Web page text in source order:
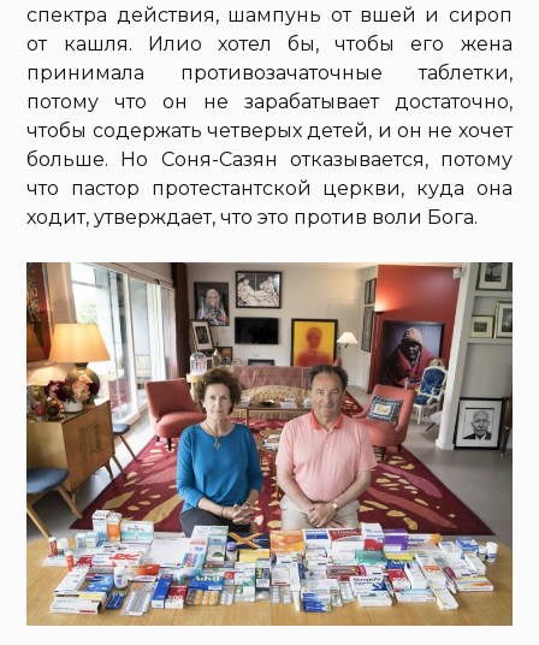
спектра действия, шампунь от вшей и сироп
от кашля. Илио хотел бы, чтобы его жена
принимала противозачаточные таблетки,
потому что он не зарабатывает достаточно,
чтобы содержать четверых детей, и он не хочет
больше. Но Соня-Сазян отказывается, потому
что пастор протестантской церкви, куда она
ходит, утверждает, что это против воли Бога.